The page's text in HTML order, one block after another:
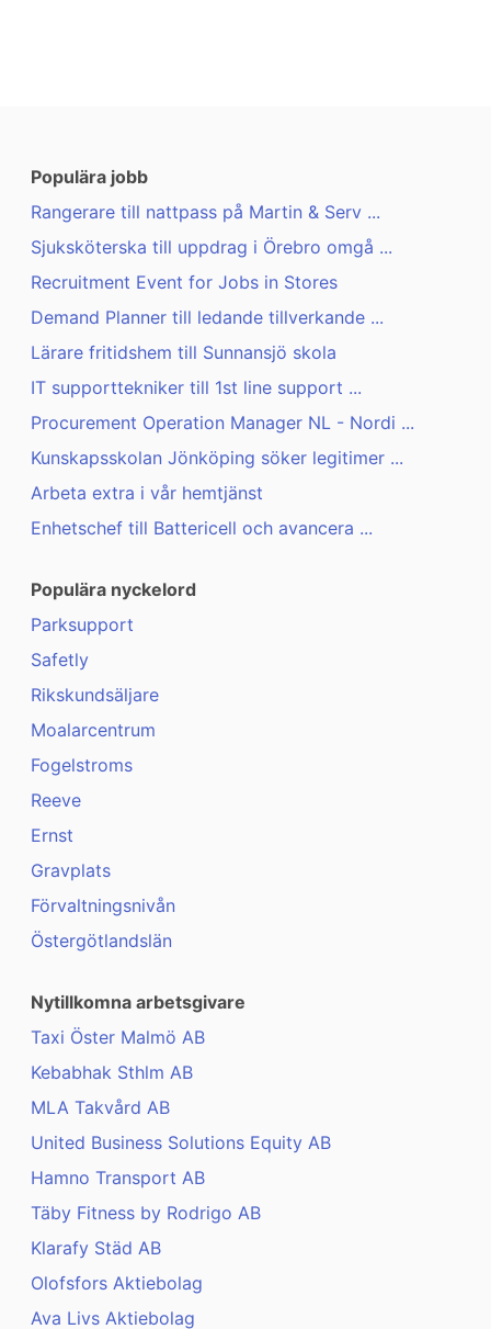
Populära jobb
Rangerare till nattpass på Martin & Serv ...
Sjuksköterska till uppdrag i Örebro omgå ...
Recruitment Event for Jobs in Stores
Demand Planner till ledande tillverkande ...
Lärare fritidshem till Sunnansjö skola
IT supporttekniker till 1st line support ...
Procurement Operation Manager NL - Nordi ...
Kunskapsskolan Jönköping söker legitimer ...
Arbeta extra i vår hemtjänst
Enhetschef till Battericell och avancera ...
Populära nyckelord
Parksupport
Safetly
Rikskundsäljare
Moalarcentrum
Fogelstroms
Reeve
Ernst
Gravplats
Förvaltningsnivån
Östergötlandslän
Nytillkomna arbetsgivare
Taxi Öster Malmö AB
Kebabhak Sthlm AB
MLA Takvård AB
United Business Solutions Equity AB
Hamno Transport AB
Täby Fitness by Rodrigo AB
Klarafy Städ AB
Olofsfors Aktiebolag
Ava Livs Aktiebolag